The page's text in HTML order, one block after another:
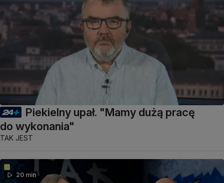
Piekielny upał. "Mamy dużą pracę
do wykonania"
TAK JEST
20 min